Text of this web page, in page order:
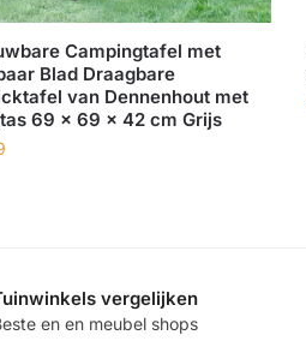
Campingtafel met
Blad Draagbare
van Dennenhout met
69 x 69 x 42 cm Grijs
vergelijken
en en meubel shops